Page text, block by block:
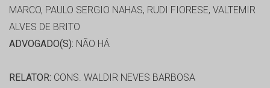
MARCO, PAULO SERGIO NAHAS, RUDI FIORESE, VALTEMIR
ALVES DE BRITO
ADVOGADO(S): NÃO HÁ
RELATOR: CONS. WALDIR NEVES BARBOSA